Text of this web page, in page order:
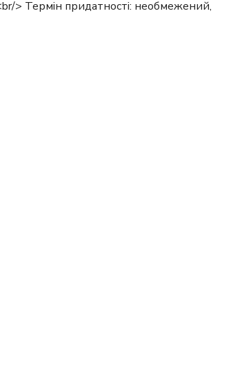
> Термін придатності: необмежений,